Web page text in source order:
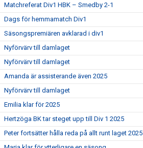
Matchreferat Div1 HBK – Smedby 2-1
Dags för hemmamatch Div1
Säsongspremiären avklarad i div1
Nyförvärv till damlaget
Nyförvärv till damlaget
Amanda är assisterande även 2025
Nyförvärv till damlaget
Emilia klar för 2025
Hertzöga BK tar steget upp till Div 1 2025
Peter fortsätter hålla reda på allt runt laget 2025